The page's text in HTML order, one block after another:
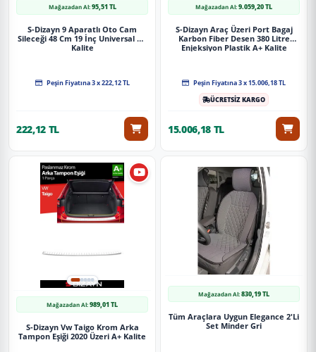
Mağazadan Al:95,51 TL
S-Dizayn 9 Aparatlı Oto Cam
Sileceği 48 Cm 19 İnç Universal A+
Kalite
Peşin Fiyatına 3 x 222,12 TL
222,12 TL
Mağazadan Al:9.059,20 TL
S-Dizayn Araç Üzeri Port Bagaj
Karbon Fiber Desen 380 Litre
Enjeksiyon Plastik A+ Kalite
Peşin Fiyatına 3 x 15.006,18 TL
ÜCRETSİZ KARGO
15.006,18 TL
Mağazadan Al:989,01 TL
S-Dizayn Vw Taigo Krom Arka
Tampon Eşiği 2020 Üzeri A+ Kalite
Mağazadan Al:830,19 TL
Tüm Araçlara Uygun Elegance 2'Li
Set Minder Gri